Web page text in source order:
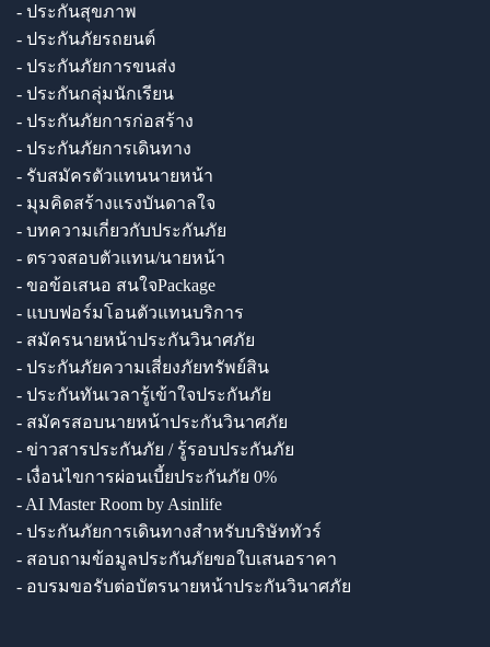
- ประกันสุขภาพ
- ประกันภัยรถยนต์
- ประกันภัยการขนส่ง
- ประกันกลุ่มนักเรียน
- ประกันภัยการก่อสร้าง
- ประกันภัยการเดินทาง
- รับสมัครตัวแทนนายหน้า
- มุมคิดสร้างแรงบันดาลใจ
- บทความเกี่ยวกับประกันภัย
- ตรวจสอบตัวแทน/นายหน้า
- ขอข้อเสนอ สนใจPackage
- แบบฟอร์มโอนตัวแทนบริการ
- สมัครนายหน้าประกันวินาศภัย
- ประกันภัยความเสี่ยงภัยทรัพย์สิน
- ประกันทันเวลารู้เข้าใจประกันภัย
- สมัครสอบนายหน้าประกันวินาศภัย
- ข่าวสารประกันภัย / รู้รอบประกันภัย
- เงื่อนไขการผ่อนเบี้ยประกันภัย 0%
- AI Master Room by Asinlife
- ประกันภัยการเดินทางสำหรับบริษัททัวร์
- สอบถามข้อมูลประกันภัยขอใบเสนอราคา
- อบรมขอรับต่อบัตรนายหน้าประกันวินาศภัย